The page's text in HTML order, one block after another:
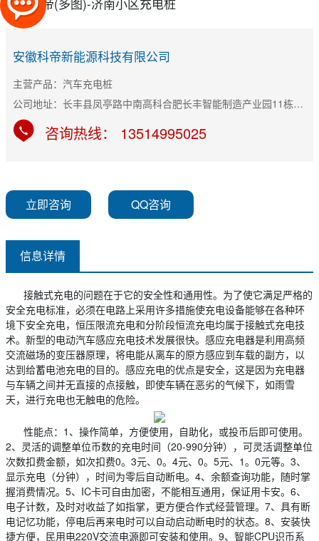
安徽科帝新能源科技有限公司
主营产品：汽车充电桩
公司地址：长丰县凤亭路中南高科合肥长丰智能制造产业园11栋B座
咨询热线： 13514995025
立即咨询 QQ咨询
信息详情
接触式充电的问题在于它的安全性和通用性。为了使它满足严格的
安全充电标准，必须在电路上采用许多措施使充电设备能够在各种环
境下安全充电，恒压限流充电和分阶段恒流充电均属于接触式充电技
术。新型的电动汽车感应充电技术发展很快。感应充电器是利用高频
交流磁场的变压器原理，将电能从离车的原方感应到车载的副方，以
达到给蓄电池充电的目的。感应充电的优点是安全，这是因为充电器
与车辆之间并无直接的点接触，即使车辆在恶劣的气候下，如雨雪
天，进行充电也无触电的危险。
性能点：1、操作简单，方便使用，自助化，或投币后即可使用。
2、灵活的调整单位币数的充电时间（20-990分钟），可灵活调整单位
次数扣费金额，如次扣费0。3元、0。4元、0。5元、1。0元等。3、
显示充电（分钟），时间为零后自动断电。4、余额查询功能，随时掌
握消费情况。5、IC卡可自由加密，不能相互通用，保证用卡安。6、
电子计数，及时对收益了如指掌，更方便合作式经营管理。7、具有断
电记忆功能，停电后再来电时可以自动启动断电时的状态。8、安装快
捷方便，民用电220V交流电源即可安装和使用。9、智能CPU识币系